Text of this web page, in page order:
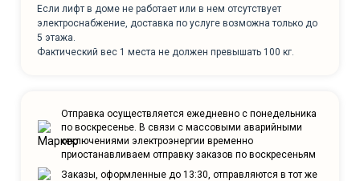
Если лифт в доме не работает или в нем отсутствует
электроснабжение, доставка по услуге возможна только до
5 этажа.
Фактический вес 1 места не должен превышать 100 кг.
Отправка осуществляется ежедневно с понедельника
по воскресенье. В связи с массовыми аварийными
отключениями электроэнергии временно
приостанавливаем отправку заказов по воскресеньям
Заказы, оформленные до 13:30, отправляются в тот же